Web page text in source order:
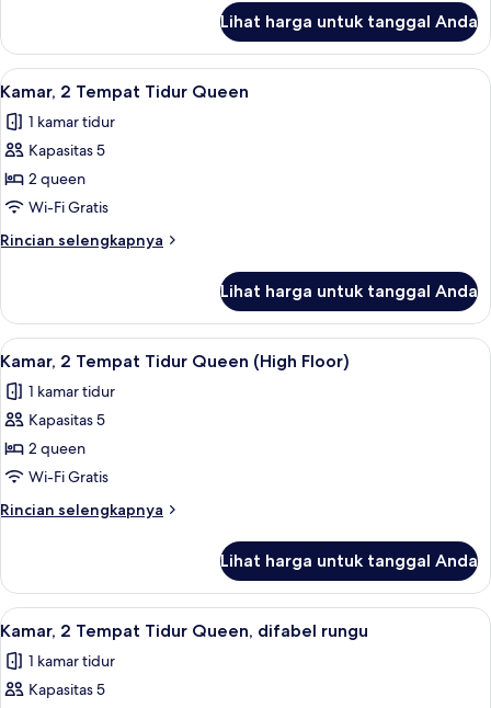
shower
kursi
roda
Kamar,
Tempat
King,
shower
roda
Lihat harga untuk tanggal Anda
Lihat
semua
foto
untuk
Kamar,
2
Tempat
Tidur
Brankas, meja kerja, ruang kerja
7
Kamar, 2 Tempat Tidur Queen
1 kamar tidur
Kapasitas 5
2 queen
Wi-Fi Gratis
Rincian selengkapnya
Rincian
Kamar,
Tempat
Queen
Lihat harga untuk tanggal Anda
Lihat
semua
foto
untuk
Kamar,
2
Tempat
Tidur
(High
Floor)
Brankas, meja kerja, ruang kerja
4
Kamar, 2 Tempat Tidur Queen (High Floor)
1 kamar tidur
Kapasitas 5
2 queen
Wi-Fi Gratis
Rincian selengkapnya
Rincian
Kamar,
Tempat
Queen
(High
Lihat harga untuk tanggal Anda
Lihat
semua
foto
untuk
Brankas, meja kerja, ruang kerja
7
Kamar, 2 Tempat Tidur Queen, difabel rungu
1 kamar tidur
Kapasitas 5